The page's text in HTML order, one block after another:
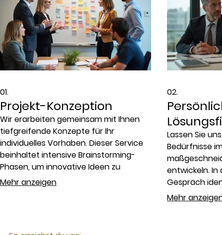
01.
Projekt-Konzeption
Wir erarbeiten gemeinsam mit Ihnen
tiefgreifende Konzepte für Ihr
individuelles Vorhaben. Dieser Service
beinhaltet intensive Brainstorming-
Phasen, um innovative Ideen zu
generieren und die Machbarkeit zu
evaluieren. Ziel ist es, eine klare und
Mehr anzeigen
02.
Lassen Sie
Bedürfnisse
entwickeln.
Gespräch
praktische,
Mehr